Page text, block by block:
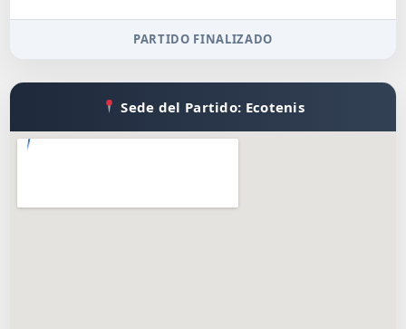
PARTIDO FINALIZADO
Sede del Partido: Ecotenis